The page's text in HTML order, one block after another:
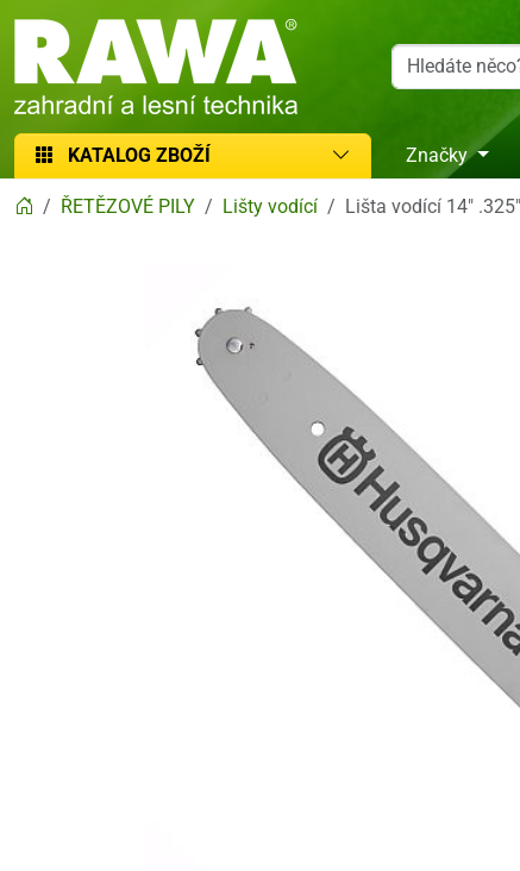
RAWA zahradní a lesní technika
KATALOG ZBOŽÍ Značky
ŘETĚZOVÉ PILY Lišty vodící Lišta vodící 14"